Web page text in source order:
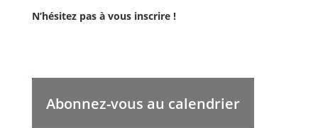
N’hésitez pas à vous inscrire !
Abonnez-vous au calendrier